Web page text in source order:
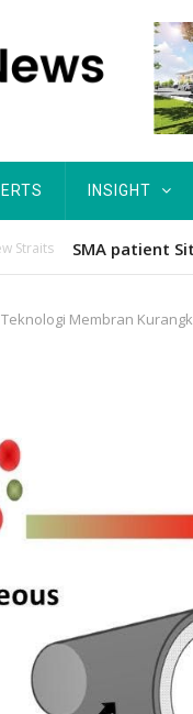
INSIGHT
Dr. Siti Hawa
Teknologi Membran